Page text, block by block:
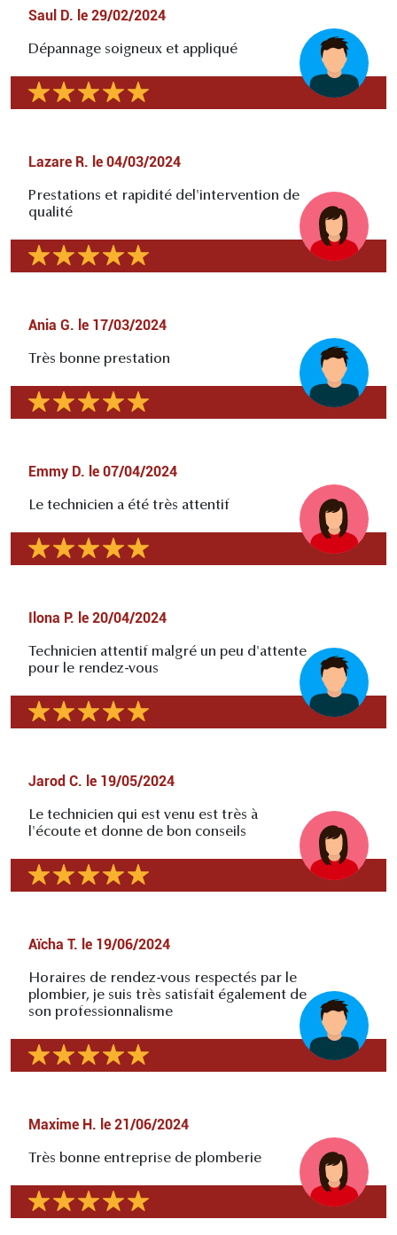
Saul D. le 29/02/2024
Dépannage soigneux et appliqué
Lazare R. le 04/03/2024
Prestations et rapidité del'intervention de
qualité
Ania G. le 17/03/2024
Très bonne prestation
Emmy D. le 07/04/2024
Le technicien a été très attentif
Ilona P. le 20/04/2024
Technicien attentif malgré un peu d'attente
pour le rendez-vous
Jarod C. le 19/05/2024
Le technicien qui est venu est très à
l'écoute et donne de bon conseils
Aïcha T. le 19/06/2024
Horaires de rendez-vous respectés par le
plombier, je suis très satisfait également de
son professionnalisme
Maxime H. le 21/06/2024
Très bonne entreprise de plomberie